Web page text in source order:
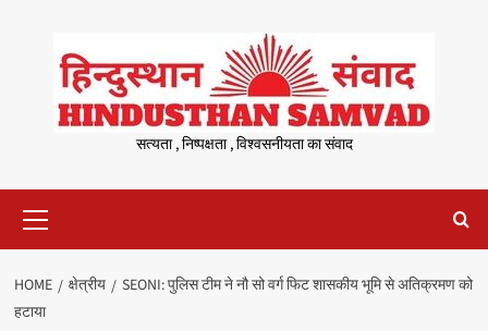
content
सत्यता , निष्पक्षता , विश्वसनीयता का संवाद
Menu
HOME क्षेत्रीय
SEONI: पुलिस टीम ने नौ सो वर्ग फिट शासकीय भूमि से अतिक्रमण को
हटाया